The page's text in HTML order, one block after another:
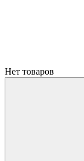
Нет товаров